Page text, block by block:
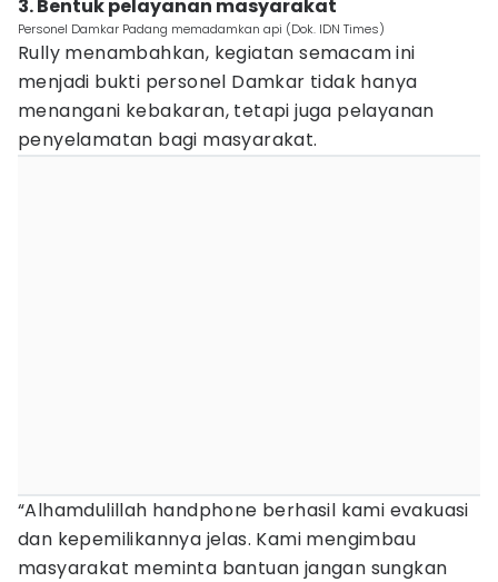
3. Bentuk pelayanan masyarakat
Personel Damkar Padang memadamkan api (Dok. IDN Times)
Rully menambahkan, kegiatan semacam ini
menjadi bukti personel Damkar tidak hanya
menangani kebakaran, tetapi juga pelayanan
penyelamatan bagi masyarakat.
“Alhamdulillah handphone berhasil kami evakuasi
dan kepemilikannya jelas. Kami mengimbau
masyarakat meminta bantuan jangan sungkan